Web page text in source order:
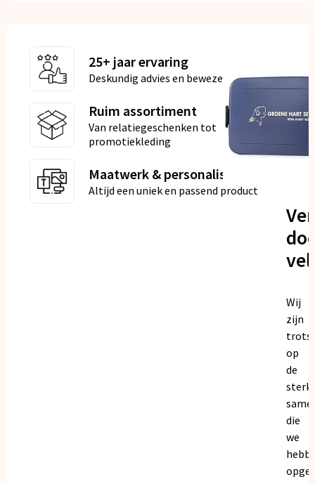
25+ jaar ervaring
Deskundig advies en bewezen kwaliteit
Ruim assortiment
Van relatiegeschenken tot
promotiekleding
Maatwerk & personalisatie
Altijd een uniek en passend product
Wij
zijn
trots
op
de
die
we